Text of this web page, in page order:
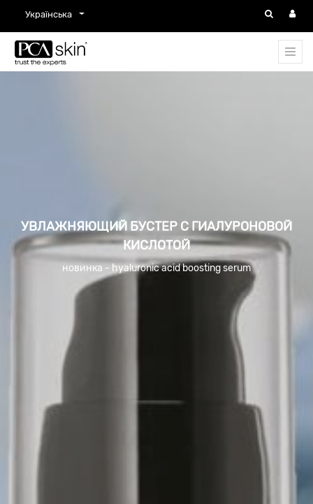
Українська
УВЛАЖНЯЮЩИЙ БУСТЕР С ГИАЛУРОНОВОЙ
КИСЛОТОЙ
новинка - hyaluronic acid boosting serum